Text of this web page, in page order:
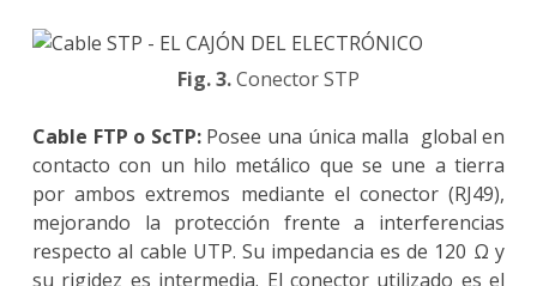
Fig. 3.Conector STP
Cable FTP o ScTP:Posee una única malla global en
contacto con un hilo metálico que se une a tierra
por ambos extremos mediante el conector (RJ49),
mejorando la protección frente a interferencias
respecto al cable UTP. Su impedancia es de 120 Ω y
su rigidez es intermedia. El conector utilizado es el